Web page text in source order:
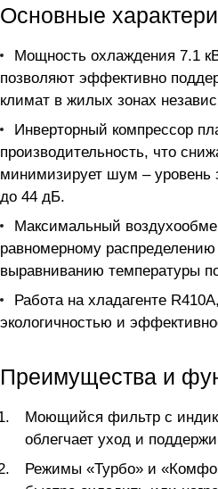
Основные
Мощность охлаждения 7.1
позволяют эффективно
климат в жилых зонах
Инверторный компрессор
производительность, что
минимизирует шум – уровень
до 44 дБ.
Максимальный
равномерному
выравниванию температуры
Работа на хладагенте
экологичностью и
Преимущества и
Моющийся фильтр с
облегчает уход и
Режимы «Турбо» и